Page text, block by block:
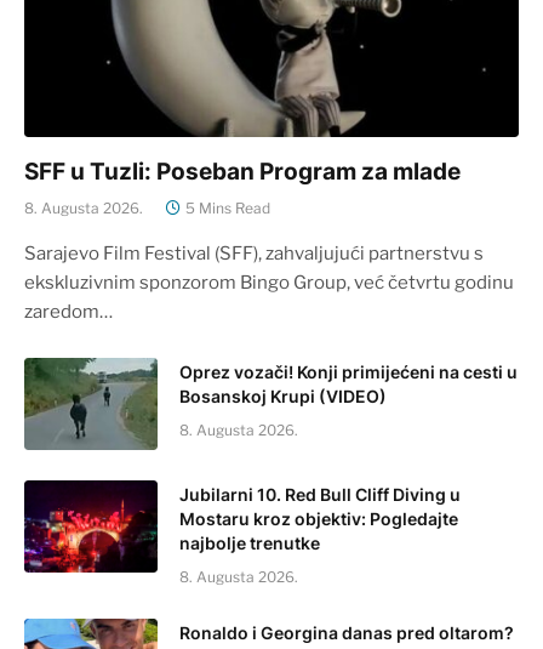
SFF u Tuzli: Poseban Program za mlade
8. Augusta 2026. 5 Mins Read
Sarajevo Film Festival (SFF), zahvaljujući partnerstvu s
ekskluzivnim sponzorom Bingo Group, već četvrtu godinu
zaredom…
Oprez vozači! Konji primijećeni na cesti u
Bosanskoj Krupi (VIDEO)
8. Augusta 2026.
Jubilarni 10. Red Bull Cliff Diving u
Mostaru kroz objektiv: Pogledajte
najbolje trenutke
8. Augusta 2026.
Ronaldo i Georgina danas pred oltarom?